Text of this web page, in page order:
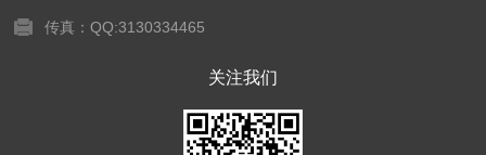
传真：QQ:3130334465
关注我们